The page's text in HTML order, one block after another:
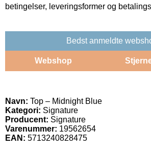
betingelser, leveringsformer og
Bedst anmeldte
Webshop
Navn: Top – Midnight Blue
Kategori: Signature
Producent: Signature
Varenummer: 19562654
EAN: 5713240828475